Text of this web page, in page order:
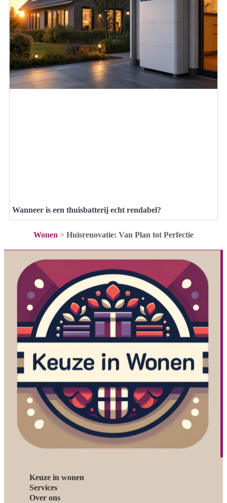
Wanneer is een thuisbatterij echt rendabel?
Wonen > Huisrenovatie: Van Plan tot Perfectie
Keuze in wonen
Services
Over ons